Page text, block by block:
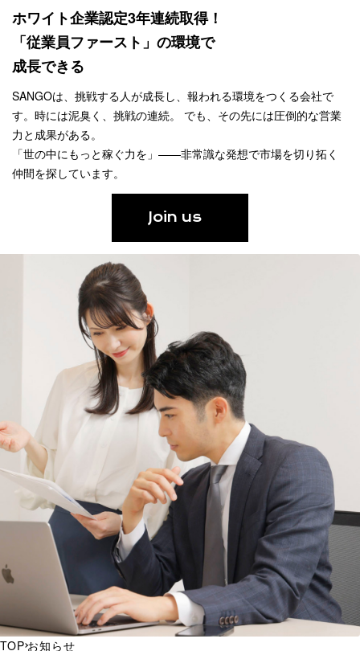
ホワイト企業認定3年連続取得！
「従業員ファースト」の環境で
成長できる
SANGOは、挑戦する人が成長し、報われる環境をつくる会社で
す。時には泥臭く、挑戦の連続。 でも、その先には圧倒的な営業
力と成果がある。
「世の中にもっと稼ぐ力を」——非常識な発想で市場を切り拓く
仲間を探しています。
Join us
TOP お知らせ